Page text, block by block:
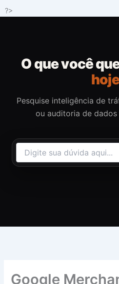
para
?>
O que você
Pesquise inteligência de
ou auditoria de
Google